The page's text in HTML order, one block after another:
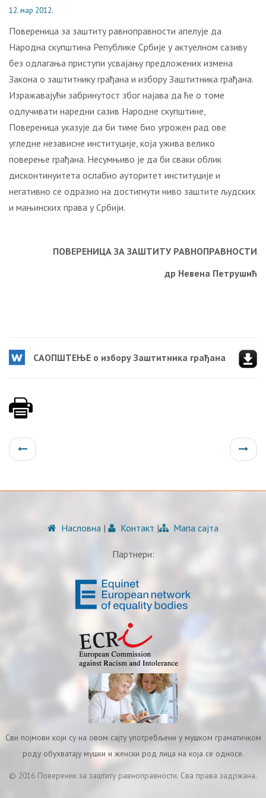
12. мар 2012.
Повереница за заштиту равноправности апелује да
Народна скупштина Републике Србије у актуелном сазиву
без одлагања приступи усвајању предложених измена
Закона о заштитнику грађана и избору Заштитника грађана.
Изражавајући забринутост због најава да ће о томе
одлучивати наредни сазив Народне скупштине,
Повереница указује да би тиме био угрожен рад ове
угледне независне институције, која ужива велико
поверење грађана. Несумњиво је да би сваки облик
дисконтинуитета ослабио ауторитет институције и
негативно се одразио на достигнути ниво заштите људских
и мањинских права у Србији.
ПОВЕРЕНИЦА ЗА ЗАШТИТУ РАВНОПРАВНОСТИ
др Невена Петрушић
СAOПШTEЊE o избoру Зaштитникa грaђaнa
Насловна | Контакт | Мапа сајта
Партнери:
Сви појмови који су на овом сајту употребљени у мушком граматичком
роду обухватају мушки и женски род лица на која се односе.
© 2016 Повереник за заштиту равноправности. Сва права задржана.